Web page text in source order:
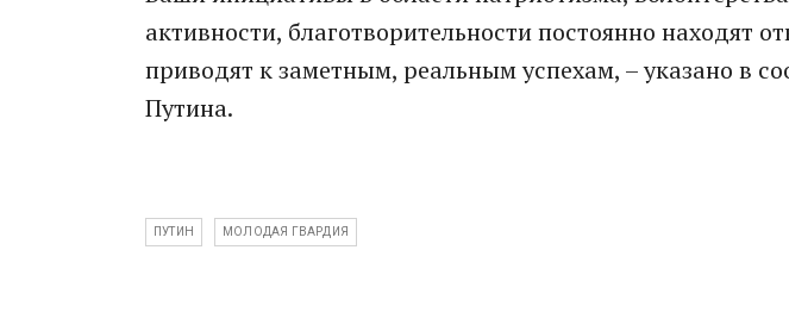
активности, благотворительности постоянно находят
приводят к заметным, реальным успехам, – указано в
Путина.
ПУТИН МОЛОДАЯ ГВАРДИЯ